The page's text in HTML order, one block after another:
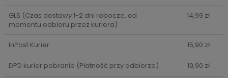
GLS (Czas dostawy 1-2 dni robocze, od
momentu odbioru przez kuriera)
14,99 zł
InPost Kurier 15,90 zł
DPD kurier pobranie (Płatność przy odbiorze) 19,90 zł